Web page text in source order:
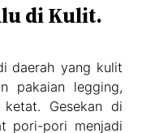
di Kulit.
daerah yang kulit
pakaian legging,
Gesekan di
pori-pori menjadi